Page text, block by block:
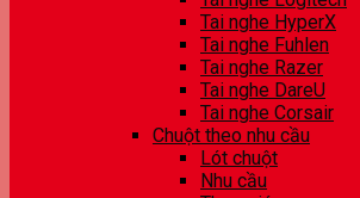
Tai nghe HyperX
Tai nghe Fuhlen
Tai nghe Razer
Tai nghe DareU
Tai nghe Corsair
Chuột theo nhu cầu
Lót chuột
Nhu cầu